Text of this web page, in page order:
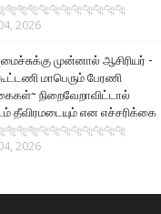
2026
முன்னால் ஆசிரியர் -
மாபெரும் பேரணி
நிறைவேறாவிட்டால்
தீவிரமடையும் என எச்சரிக்கை
2026